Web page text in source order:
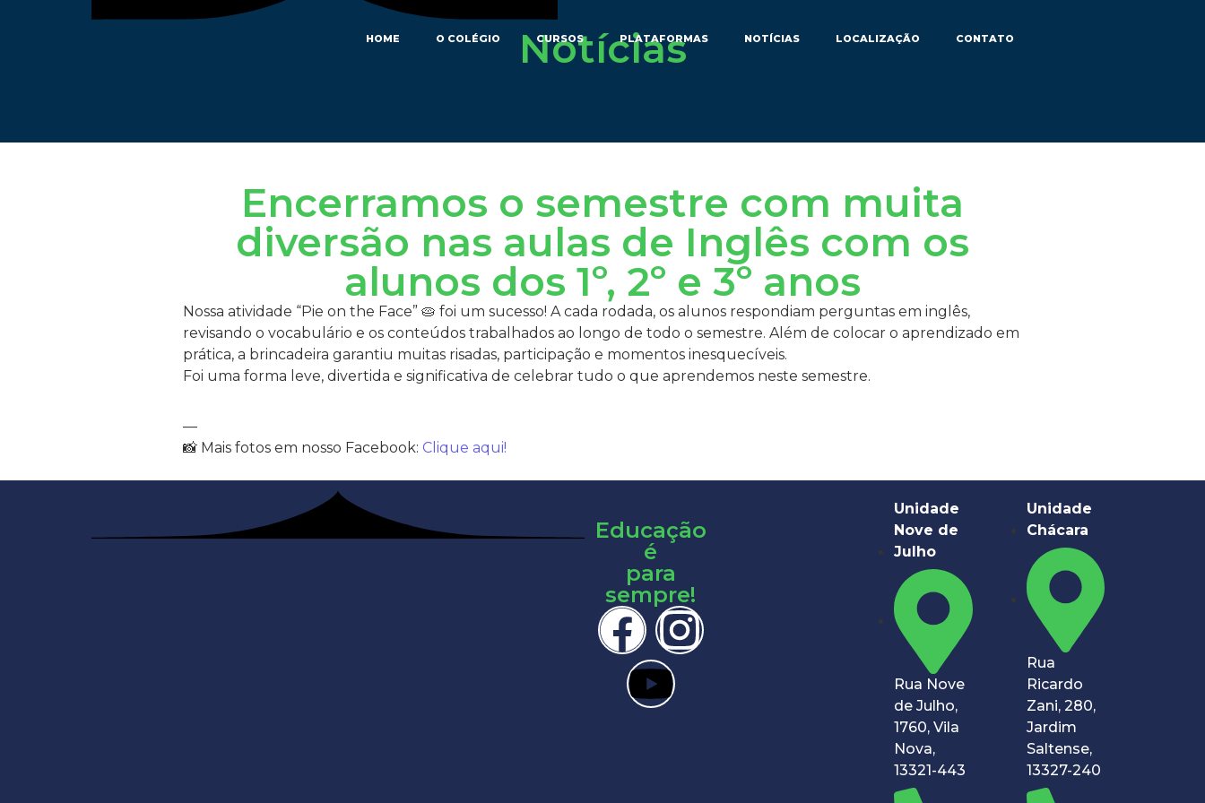
HOME O COLÉGIO CURSOS PLATAFORMAS NOTÍCIAS LOCALIZAÇÃO CONTATO
Notícias
Encerramos o semestre com muita
diversão nas aulas de Inglês com os
alunos dos 1º, 2º e 3º anos
Nossa atividade “Pie on the Face” 🥧 foi um sucesso! A cada rodada, os alunos respondiam perguntas em inglês,
revisando o vocabulário e os conteúdos trabalhados ao longo de todo o semestre. Além de colocar o aprendizado em
prática, a brincadeira garantiu muitas risadas, participação e momentos inesquecíveis.
Foi uma forma leve, divertida e significativa de celebrar tudo o que aprendemos neste semestre.
—
📸 Mais fotos em nosso Facebook: Clique aqui!
Educação
é
para
sempre!
Unidade
Nove de
Julho
Rua Nove
de Julho,
1760, Vila
Nova,
13321-443
Unidade
Chácara
Rua
Ricardo
Zani, 280,
Jardim
Saltense,
13327-240